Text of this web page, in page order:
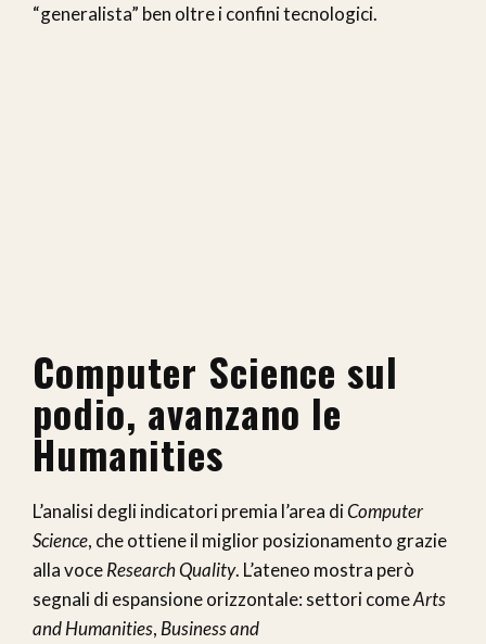
“generalista” ben oltre i confini tecnologici.
Computer Science sul
podio, avanzano le
Humanities
L’analisi degli indicatori premia l’area diComputer
Science, che ottiene il miglior posizionamento grazie
alla voceResearch Quality. L’ateneo mostra però
segnali di espansione orizzontale: settori comeArts
and Humanities, Business and